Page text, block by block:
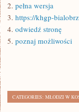
2. pełna wersja
3. https://khgp-
4. odwiedź stronę
5. poznaj możliwości
CATEGORIES: MŁODZI W